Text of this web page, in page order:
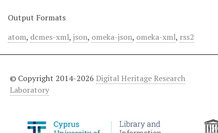
Output Formats
atom, dcmes-xml, json, omeka-json, omeka-xml, rss2
© Copyright 2014-2026 Digital Heritage Research
Laboratory